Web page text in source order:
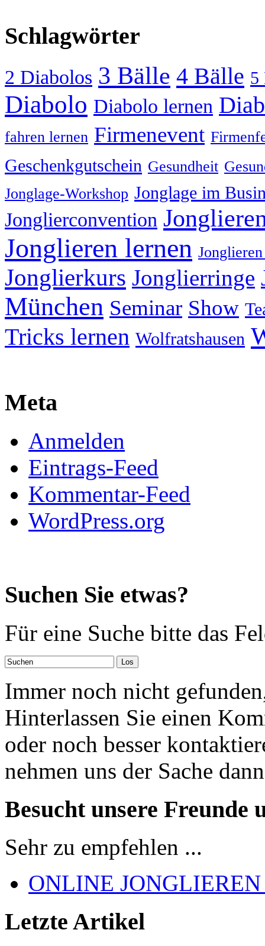
Schlagwörter
2 Diabolos 3 Bälle 4 Bälle 5
Diabolo Diabolo lernen
fahren lernen Firmenevent
Geschenkgutschein Gesundheit
Jonglage-Workshop Jonglage im
Jonglierconvention
Jonglieren lernen
Jonglierkurs Jonglierringe
München Seminar Show
Tricks lernen Wolfratshausen
Meta
Anmelden
Eintrags-Feed
Kommentar-Feed
WordPress.org
Suchen Sie etwas?
Für eine Suche bitte das
Immer noch nicht
Hinterlassen Sie einen
oder noch besser
nehmen uns der Sache
Besucht unsere Freunde
Sehr zu empfehlen ...
ONLINE
Letzte Artikel